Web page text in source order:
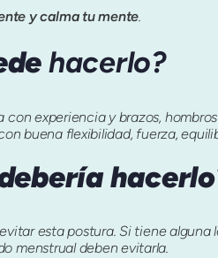
y calma tu mente.
hacerlo?
con experiencia y brazos,
buena flexibilidad, fuerza,
esta postura. Si tiene alguna
menstrual deben evitarla.